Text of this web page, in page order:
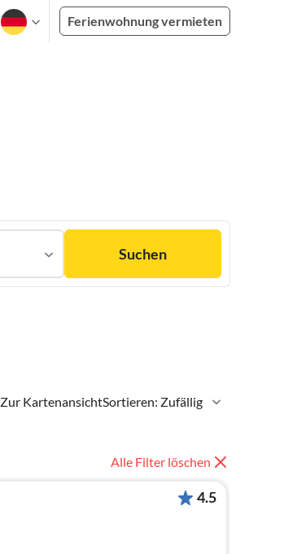
Ferienwohnung vermieten
Suchen
Zur KartenansichtSortieren: Zufällig
Alle Filter löschen
4.5